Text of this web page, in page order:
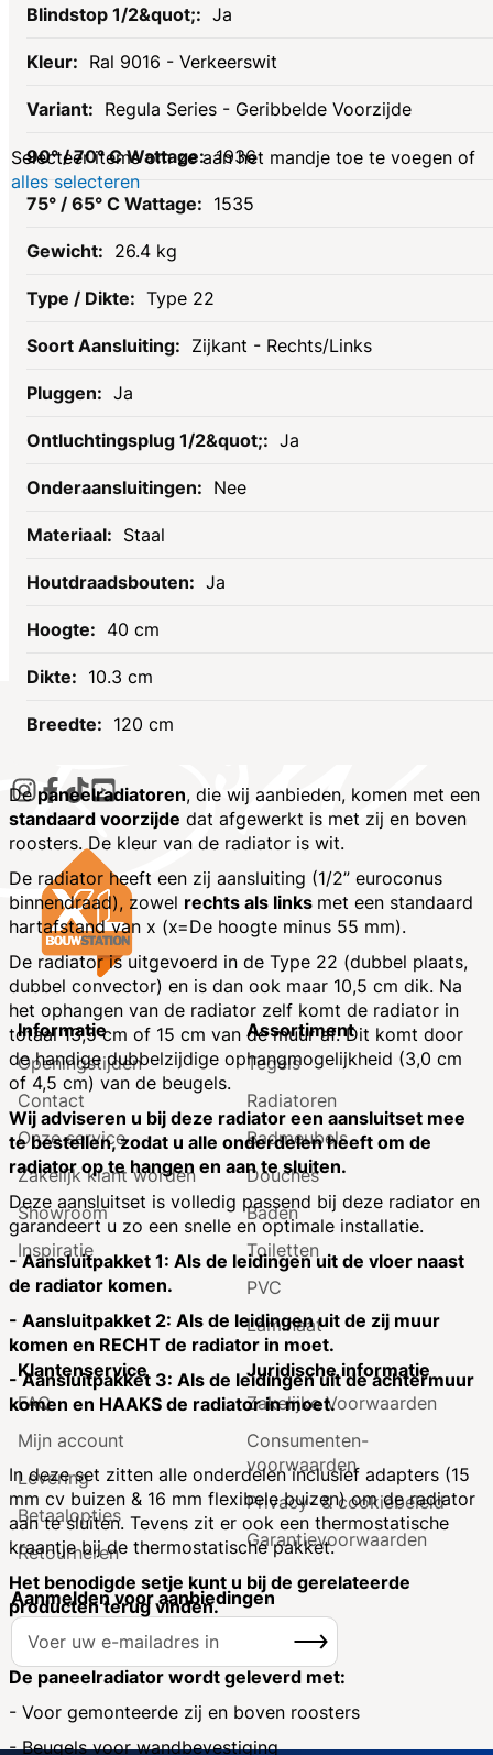
Ja
Ral 9016 - Verkeerswit
Regula Series - Geribbelde Voorzijde
1936
1535
26.4 kg
Type 22
Zijkant - Rechts/Links
Ja
Ja
Nee
Staal
Ja
40 cm
10.3 cm
120 cm
Depaneelradiatoren, die wij aanbieden, komen met een
standaard voorzijde dat afgewerkt is met zij en boven
roosters. De kleur van de radiator is wit.
De radiator heeft een zij aansluiting (1/2” euroconus
binnendraad), zowel rechts als links met een standaard
hartafstand van x (x=De hoogte minus 55 mm).
De radiator is uitgevoerd in de Type 22 (dubbel plaats,
dubbel convector) en is dan ook maar 10,5 cm dik. Na
het ophangen van de radiator zelf komt de radiator in
totaal 13,5 cm of 15 cm van de muur af. Dit komt door
de handige dubbelzijdige ophangmogelijkheid (3,0 cm
of 4,5 cm) van de beugels.
Wij adviseren u bij deze radiator een aansluitset mee
te bestellen, zodat u alle onderdelen heeft om de
radiator op te hangen en aan te sluiten.
Deze aansluitset is volledig passend bij deze radiator en
garandeert u zo een snelle en optimale installatie.
- Aansluitpakket 1: Als de leidingen uit de vloer naast
de radiator komen.
- Aansluitpakket 2: Als de leidingen uit de zij muur
komen en RECHT de radiator in moet.
- Aansluitpakket 3: Als de leidingen uit de achtermuur
komen en HAAKS de radiator in moet.
In deze set zitten alle onderdelen inclusief adapters (15
mm cv buizen & 16 mm flexibele buizen) om de radiator
aan te sluiten. Tevens zit er ook een thermostatische
kraantje bij de thermostatische pakket.
Het benodigde setje kunt u bij de gerelateerde
producten terug vinden.
De paneelradiator wordt geleverd met:
- Voor gemonteerde zij en boven roosters
- Beugels voor wandbevestiging
Gerelateerde
producten
Selecteer items om ze aan het mandje toe te voegen of
alles selecteren
Informatie
Openingstijden
Contact
Onze service
Zakelijk klant worden
Showroom
Inspiratie
Assortiment
Tegels
Radiatoren
Badmeubels
Douches
Baden
Toiletten
PVC
Laminaat
Klantenservice
FAQ
Mijn account
Levering
Betaalopties
Retourneren
Juridische informatie
Zakelijke Voorwaarden
Consumenten­
voorwaarden
Privacy- & cookiebeleid
Garantie­voorwaarden
Aanmelden voor aanbiedingen
A
o
e
Inschrijven